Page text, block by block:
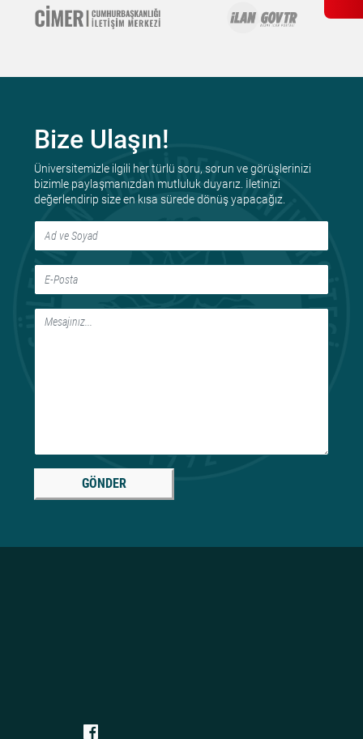
Bize Ulaşın!
Üniversitemizle ilgili her türlü soru, sorun ve görüşlerinizi
bizimle paylaşmanızdan mutluluk duyarız. İletinizi
değerlendirip size en kısa sürede dönüş yapacağız.
GÖNDER